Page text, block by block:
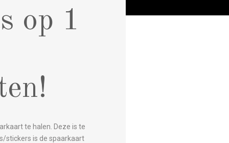
op 1
te halen. Deze is te
stickers is de spaarkaart